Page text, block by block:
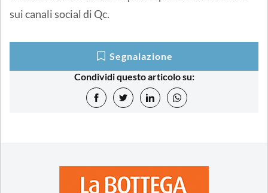
sui canali social di Qc.
Segnalazione
Condividi questo articolo su: